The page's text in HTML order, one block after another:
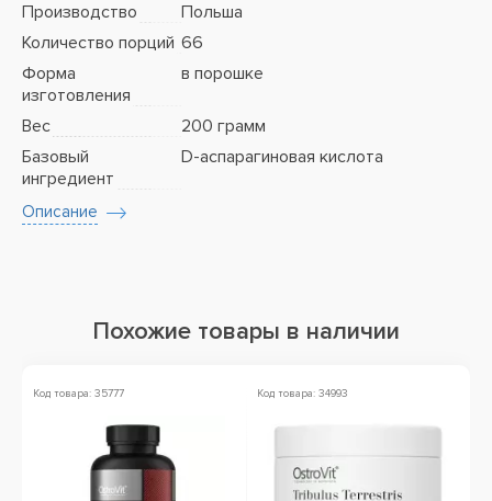
Производство
Польша
Количество порций 66
Форма
изготовления
в порошке
Вес
200 грамм
Базовый
ингредиент
D-аспарагиновая кислота
Описание
Похожие товары в наличии
Код товара: 35777 Код товара: 34993